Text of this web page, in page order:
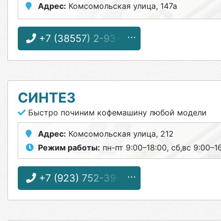
Адрес: Комсомольская улица, 147а
+7 (38557) 2-93-37
СИНТЕЗ
Быстро починим кофемашину любой модели
Адрес: Комсомольская улица, 212
Режим работы: пн-пт 9:00–18:00, сб,вс
+7 (923) 752-39-37